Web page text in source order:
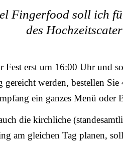
Fingerfood soll ich
des
Fest erst um 16:00 Uhr und
gereicht werden, bestellen
ein ganzes Menü oder
die kirchliche
am gleichen Tag planen,